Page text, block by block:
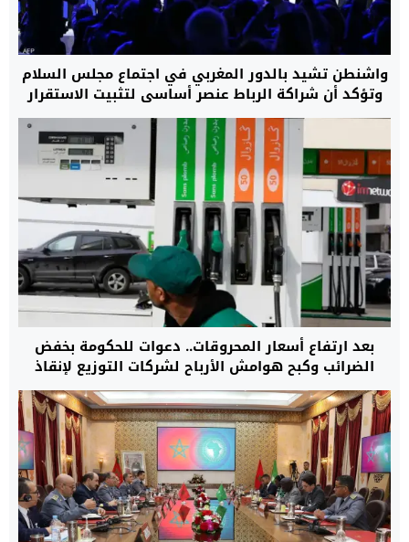
واشنطن تشيد بالدور المغربي في اجتماع مجلس السلام
وتؤكد أن شراكة الرباط عنصر أساسي لتثبيت الاستقرار
بعد ارتفاع أسعار المحروقات.. دعوات للحكومة بخفض
الضرائب وكبح هوامش الأرباح لشركات التوزيع لإنقاذ
القدرة الشرائية